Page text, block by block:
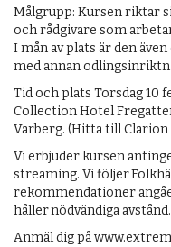
Målgrupp: Kursen riktar
och rådgivare som
I mån av plats är den
med annan
Tid och plats Torsdag 10
Collection Hotel
Varberg. (Hitta till
Vi erbjuder kursen
streaming. Vi följer
rekommendationer
håller nödvändiga avstånd.
Anmäl dig på